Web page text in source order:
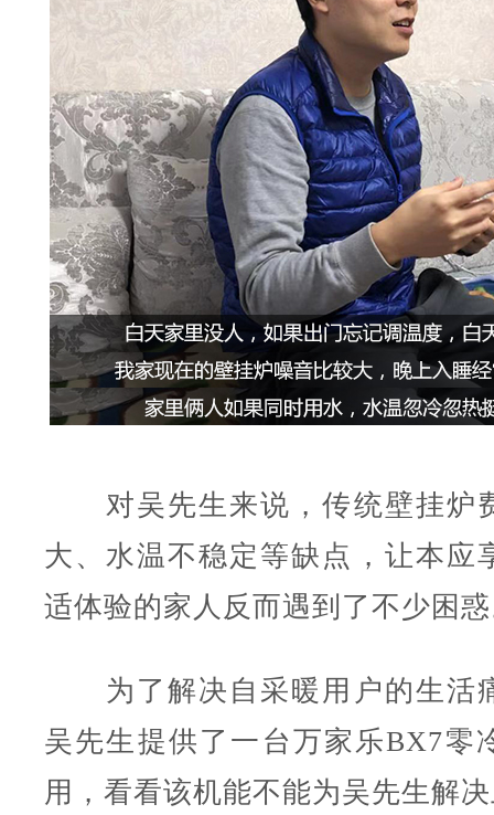
对吴先生来说，传统壁挂炉
大、水温不稳定等缺点，让本应
适体验的家人反而遇到了不少困
为了解决自采暖用户的生活
吴先生提供了一台万家乐BX7零
用，看看该机能不能为吴先生解